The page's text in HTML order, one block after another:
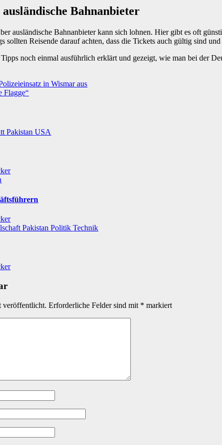
Bahnanbieter
ausländische Bahnanbieter kann sich lohnen. Hier gibt es oft
sollten Reisende darauf achten, dass die Tickets auch gültig sind
noch einmal ausführlich erklärt und gezeigt, wie man bei der
in Wismar aus
Flagge“
PakistanUSA
PakistanPolitikTechnik
veröffentlicht. Erforderliche Felder sind mit * markiert